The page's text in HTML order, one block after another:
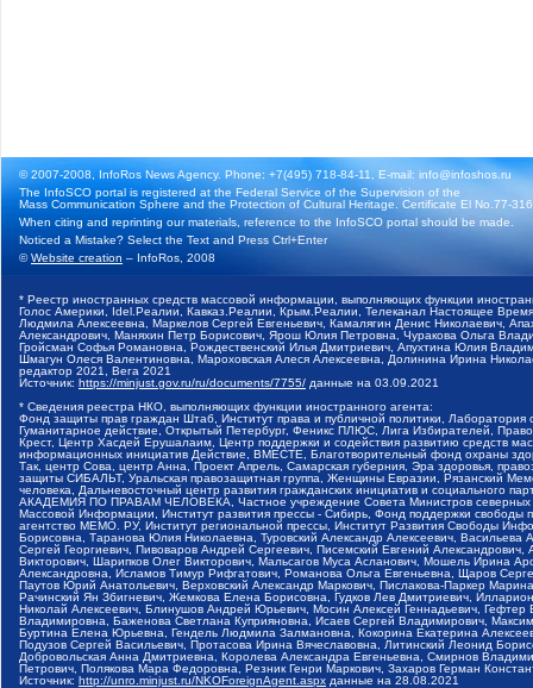
© 2007-2008, InfoRos News Agency. Phone: +7(495) 718-84-11, E-mail: info@infoshos.ru
The InfoSCO portal is registered at the Federal Service of the Supervision of the
Mass Communication Sphere and the Protection of Cultural Heritage. Certificate El No.77-
When citing and reprinting our materials, reference to the InfoSCO portal should be made.
Noticed a Mistake? Select the Text and Press Ctrl+Enter
©Website creation – InfoRos, 2008
* Реестр иностранных средств массовой информации, выполняющих функции
Голос Америки, Idel.Реалии, Кавказ.Реалии, Крым.Реалии, Телеканал Настоящее
Людмила Алексеевна, Маркелов Сергей Евгеньевич, Камалягин Денис Николаевич,
Александрович, Маняхин Петр Борисович, Ярош Юлия Петровна, Чуракова Ольга
Гройсман Софья Романовна, Рождественский Илья Дмитриевич, Апухтина Юлия
Шмагун Олеся Валентиновна, Мароховская Алеся Алексеевна, Долинина Ирина
редактор 2021, Вега 2021
Источник: https://minjust.gov.ru/ru/documents/7755/ данные на 03.09.2021
* Сведения реестра НКО, выполняющих функции иностранного агента:
Фонд защиты прав граждан Штаб, Институт права и публичной политики,
Гуманитарное действие, Открытый Петербург, Феникс ПЛЮС, Лига Избирателей,
Крест, Центр Хасдей Ерушалаим, Центр поддержки и содействия развитию средств
информационных инициатив Действие, ВМЕСТЕ, Благотворительный фонд охраны
Так, центр Сова, центр Анна, Проект Апрель, Самарская губерния, Эра здоровья,
защиты СИБАЛЬТ, Уральская правозащитная группа, Женщины Евразии, Рязанский
человека, Дальневосточный центр развития гражданских инициатив и социального
АКАДЕМИЯ ПО ПРАВАМ ЧЕЛОВЕКА, Частное учреждение Совета Министров северных
Массовой Информации, Институт развития прессы - Сибирь, Фонд поддержки
агентство МЕМО. РУ, Институт региональной прессы, Институт Развития Свободы
Борисовна, Таранова Юлия Николаевна, Туровский Александр Алексеевич,
Сергей Георгиевич, Пивоваров Андрей Сергеевич, Писемский Евгений
Викторович, Шарипков Олег Викторович, Мальсагов Муса Асланович, Мошель Ирина
Александровна, Исламов Тимур Рифгатович, Романова Ольга Евгеньевна, Щаров
Паутов Юрий Анатольевич, Верховский Александр Маркович, Пислакова-Паркер
Рачинский Ян Збигневич, Жемкова Елена Борисовна, Гудков Лев Дмитриевич,
Николай Алексеевич, Блинушов Андрей Юрьевич, Мосин Алексей Геннадьевич,
Владимировна, Баженова Светлана Куприяновна, Исаев Сергей Владимирович,
Буртина Елена Юрьевна, Гендель Людмила Залмановна, Кокорина Екатерина
Подузов Сергей Васильевич, Протасова Ирина Вячеславовна, Литинский Леонид
Добровольская Анна Дмитриевна, Королева Александра Евгеньевна, Смирнов
Петрович, Полякова Мара Федоровна, Резник Генри Маркович, Захаров Герман
Источник: http://unro.minjust.ru/NKOForeignAgent.aspx данные на 28.08.2021